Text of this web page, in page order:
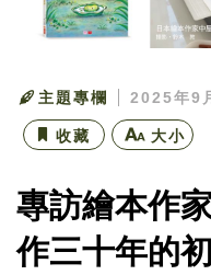
主題專欄 2025年9
收藏 大小
專訪繪本作
作三十年的